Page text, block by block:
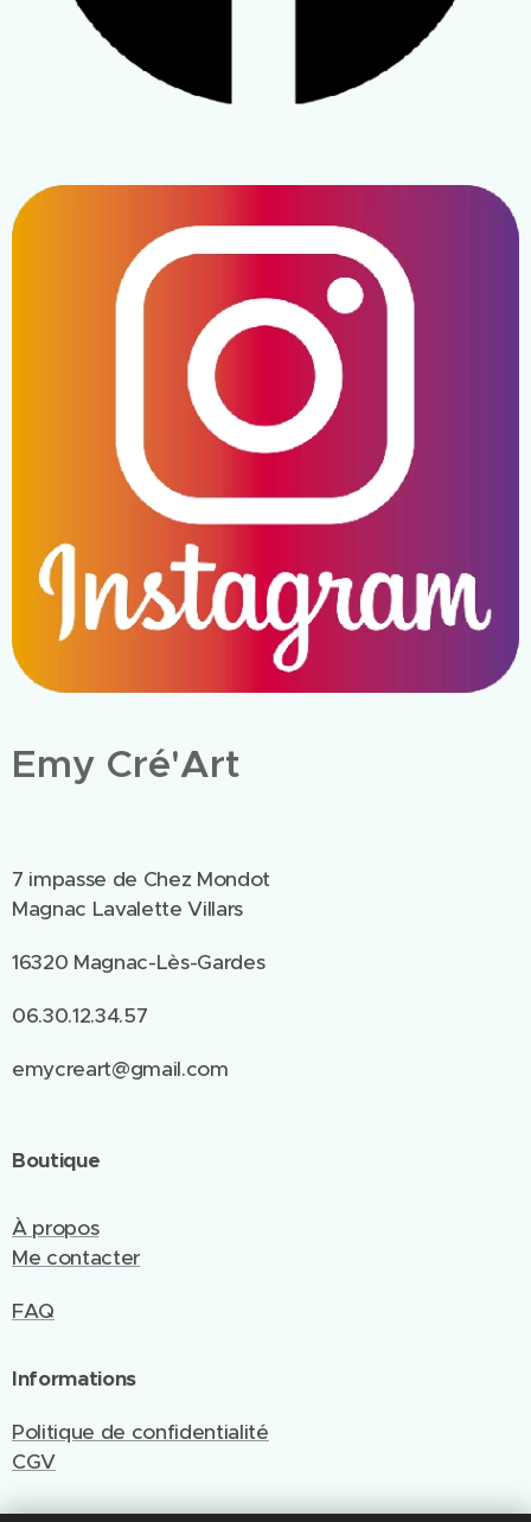
Emy Cré'Art
7 impasse de Chez Mondot
Magnac Lavalette Villars
16320 Magnac-Lès-Gardes
06.30.12.34.57
emycreart@gmail.com
Boutique
À propos
Me contacter
FAQ
Informations
Politique de confidentialité
CGV